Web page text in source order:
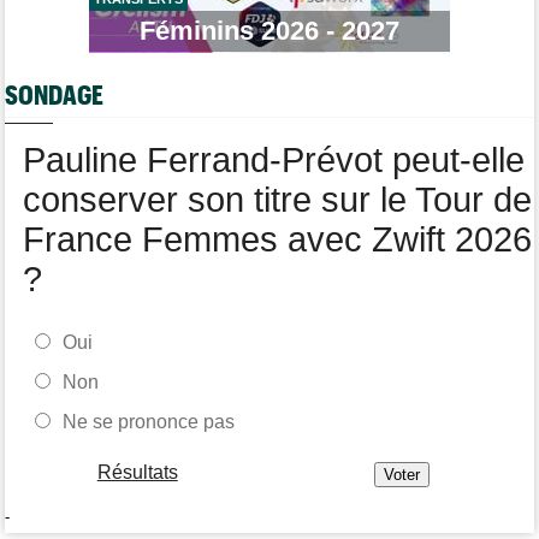
Route
Anton Schiffer de nouveau victime d'une fracture de la
clavicule
Tour de France Femmes
Féminins 2026 - 2027
SONDAGE
Pauline Ferrand-Prévot peut-elle
conserver son titre sur le Tour de
France Femmes avec Zwift 2026
?
Oui
Non
Ne se prononce pas
Résultats
-